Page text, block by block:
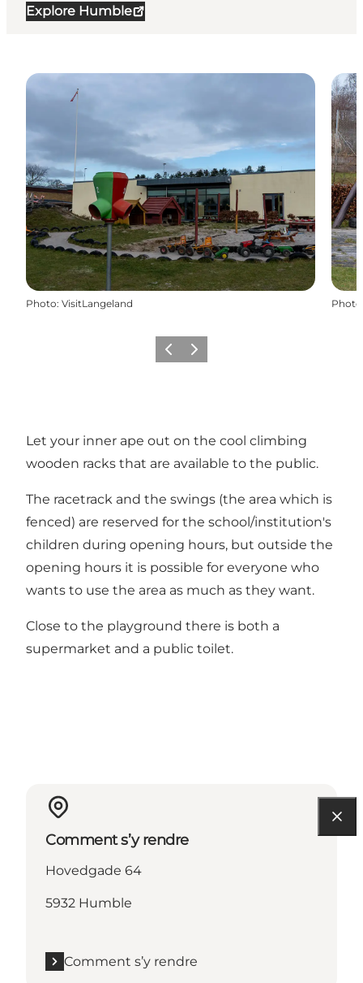
Explore Humble
Photo: VisitLangeland Photo
PrécédentSuivant
Let your inner ape out on the cool climbing
wooden racks that are available to the public.
The racetrack and the swings (the area which is
fenced) are reserved for the school/institution's
children during opening hours, but outside the
opening hours it is possible for everyone who
wants to use the area as much as they want.
Close to the playground there is both a
supermarket and a public toilet.
Comment s’y rendre
Hovedgade 64
5932 Humble
Comment s’y rendre